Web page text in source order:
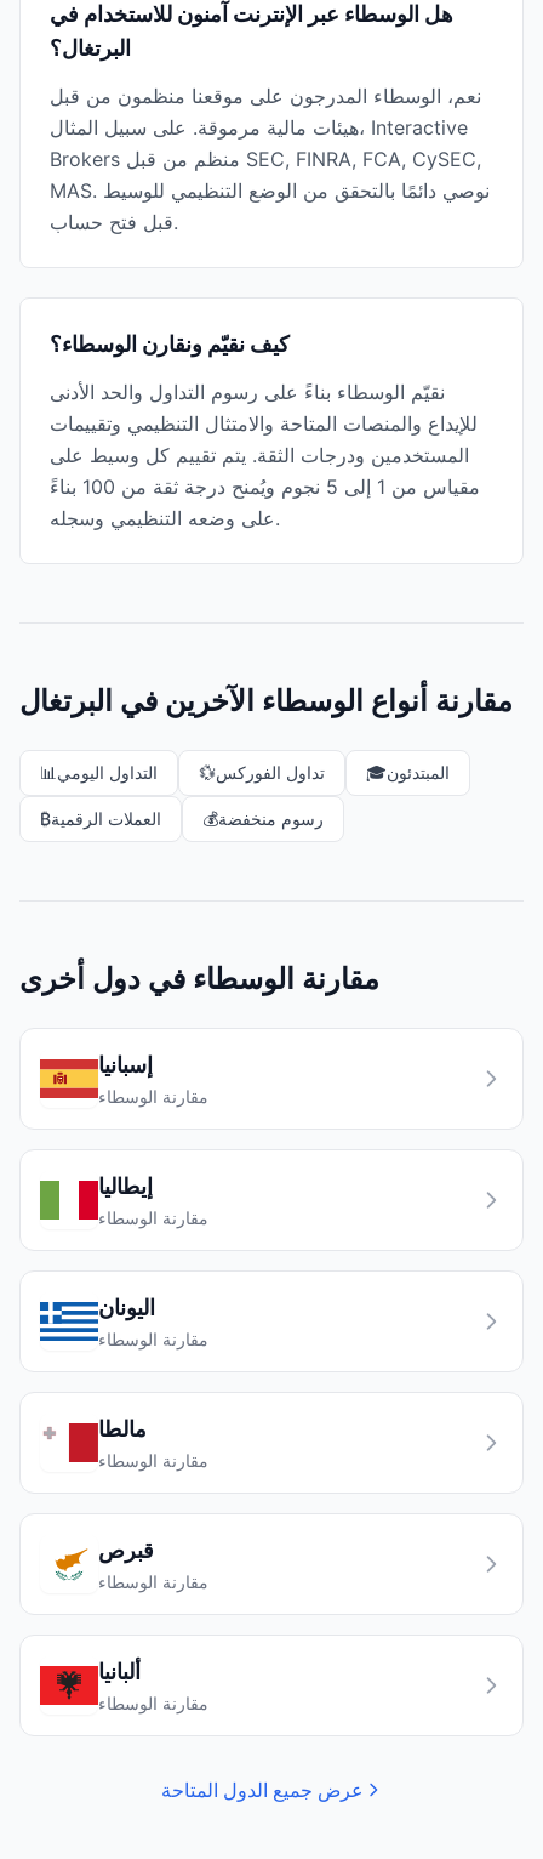
هل الوسطاء عبر الإنترنت آمنون للاستخدام في
البرتغال؟
نعم، الوسطاء المدرجون على موقعنا منظمون من قبل
هيئات مالية مرموقة. على سبيل المثال، Interactive
Brokers منظم من قبل SEC, FINRA, FCA, CySEC,
MAS. نوصي دائمًا بالتحقق من الوضع التنظيمي للوسيط
قبل فتح حساب.
كيف نقيّم ونقارن الوسطاء؟
نقيّم الوسطاء بناءً على رسوم التداول والحد الأدنى
للإيداع والمنصات المتاحة والامتثال التنظيمي وتقييمات
المستخدمين ودرجات الثقة. يتم تقييم كل وسيط على
مقياس من 1 إلى 5 نجوم ويُمنح درجة ثقة من 100 بناءً
على وضعه التنظيمي وسجله.
مقارنة أنواع الوسطاء الآخرين في البرتغال
📊 التداول اليومي 💱تداول الفوركس 🎓المبتدئون
₿العملات الرقمية 💰رسوم منخفضة
مقارنة الوسطاء في دول أخرى
إسبانيا
مقارنة الوسطاء
إيطاليا
مقارنة الوسطاء
اليونان
مقارنة الوسطاء
مالطا
مقارنة الوسطاء
قبرص
مقارنة الوسطاء
ألبانيا
مقارنة الوسطاء
عرض جميع الدول المتاحة